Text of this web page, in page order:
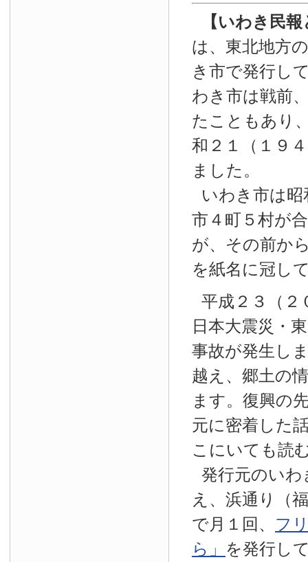
【いわき民
は、東北地方
き市で発行し
わき市は戦前
たこともあり
和２１（１９
ました。
いわき市は昭
市４町５村が
が、その前か
を紙名に冠し
平成２３（２
日本大震災・
事故が発生し
越え、郷土の
ます。復興の
元に密着した
こにいても読
発行元のいわ
え、浜通り（
で月１回、 フ
ら」 を発行し